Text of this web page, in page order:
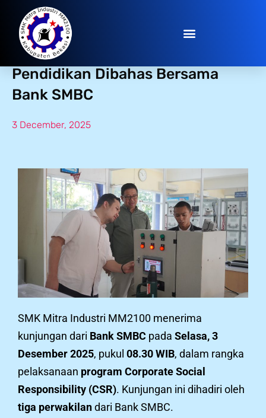
Buka Peluang Baru! Program CSR
Pendidikan Dibahas Bersama
Bank SMBC
3 December, 2025
SMK Mitra Industri MM2100 menerima
kunjungan dari Bank SMBC pada Selasa, 3
Desember 2025, pukul 08.30 WIB, dalam rangka
pelaksanaan program Corporate Social
Responsibility (CSR). Kunjungan ini dihadiri oleh
tiga perwakilandari Bank SMBC.